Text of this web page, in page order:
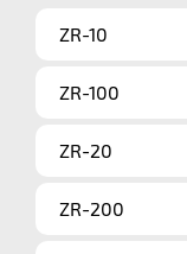
ZR-10
ZR-100
ZR-20
ZR-200